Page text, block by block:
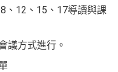
、12、15、17導讀與課
議方式進行。